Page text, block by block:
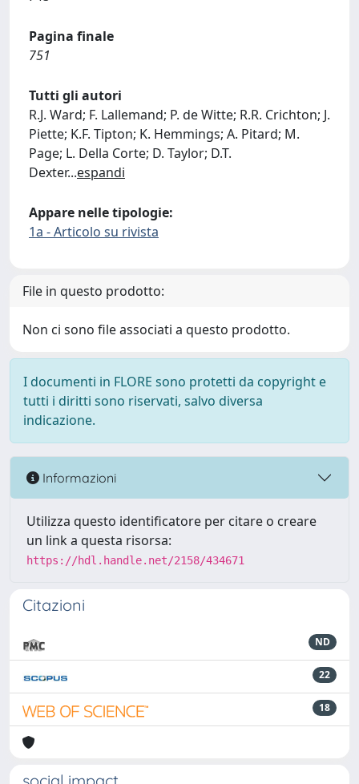
Pagina finale
751
Tutti gli autori
R.J. Ward; F. Lallemand; P. de Witte; R.R. Crichton; J.
Piette; K.F. Tipton; K. Hemmings; A. Pitard; M.
Page; L. Della Corte; D. Taylor; D.T.
Dexter...espandi
Appare nelle tipologie:
1a - Articolo su rivista
File in questo prodotto:
Non ci sono file associati a questo prodotto.
I documenti in FLORE sono protetti da copyright e
tutti i diritti sono riservati, salvo diversa
indicazione.
Informazioni
Utilizza questo identificatore per citare o creare
un link a questa risorsa:
https://hdl.handle.net/2158/434671
Citazioni
ND
22
18